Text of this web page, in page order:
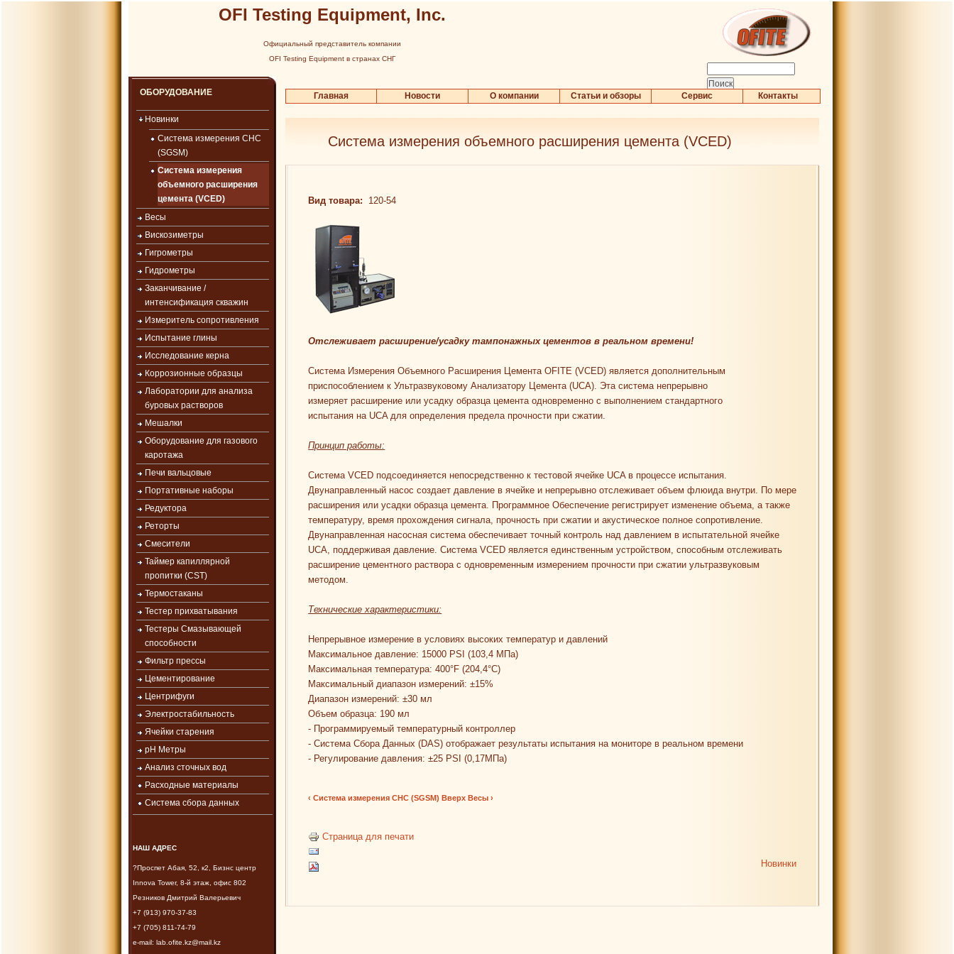
OFI Testing Equipment, Inc.
Официальный представитель компании
OFI Testing Equipment в странах СНГ
ОБОРУДОВАНИЕ
Новинки
Система измерения СНС
(SGSM)
Система измерения
объемного расширения
цемента (VCED)
Весы
Вискозиметры
Гигрометры
Гидрометры
Заканчивание /
интенсификация скважин
Измеритель сопротивления
Испытание глины
Исследование керна
Коррозионные образцы
Лаборатории для анализа
буровых растворов
Мешалки
Оборудование для газового
каротажа
Печи вальцовые
Портативные наборы
Редуктора
Реторты
Смесители
Таймер капиллярной
пропитки (CST)
Термостаканы
Тестер прихватывания
Тестеры Смазывающей
способности
Фильтр прессы
Цементирование
Центрифуги
Электростабильность
Ячейки старения
рН Метры
Анализ сточных вод
Расходные материалы
Система сбора данных
НАШ АДРЕС
?Проспет Абая, 52, к2, Бизнс центр
Innova Tower, 8-й этаж, офис 802
Резников Дмитрий Валерьевич
+7 (913) 970-37-83
+7 (705) 811-74-79
e-mail: lab.ofite.kz@mail.kz
Главная Новости О компании Статьи и обзоры Сервис Контакты
Система измерения объемного расширения цемента (VCED)
Вид товара: 120-54
Отслеживает расширение/усадку тампонажных цементов в реальном времени!
Система Измерения Объемного Расширения Цемента OFITE (VCED) является дополнительным
приспособлением к Ультразвуковому Анализатору Цемента (UCA). Эта система непрерывно
измеряет расширение или усадку образца цемента одновременно с выполнением стандартного
испытания на UCA для определения предела прочности при сжатии.
Принцип работы:
Система VCED подсоединяется непосредственно к тестовой ячейке UCA в процессе испытания.
Двунаправленный насос создает давление в ячейке и непрерывно отслеживает объем флюида внутри. По мере
расширения или усадки образца цемента. Программное Обеспечение регистрирует изменение объема, а также
температуру, время прохождения сигнала, прочность при сжатии и акустическое полное сопротивление.
Двунаправленная насосная система обеспечивает точный контроль над давлением в испытательной ячейке
UCA, поддерживая давление. Система VCED является единственным устройством, способным отслеживать
расширение цементного раствора с одновременным измерением прочности при сжатии ультразвуковым
методом.
Технические характеристики:
Непрерывное измерение в условиях высоких температур и давлений
Максимальное давление: 15000 PSI (103,4 МПа)
Максимальная температура: 400°F (204,4°C)
Максимальный диапазон измерений: ±15%
Диапазон измерений: ±30 мл
Объем образца: 190 мл
- Программируемый температурный контроллер
- Система Сбора Данных (DAS) отображает результаты испытания на мониторе в реальном времени
- Регулирование давления: ±25 PSI (0,17МПа)
‹ Система измерения СНС (SGSM) Вверх Весы ›
Новинки
Страница для печати